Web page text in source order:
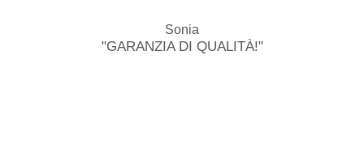
Sonia
"GARANZIA DI QUALITÀ!"